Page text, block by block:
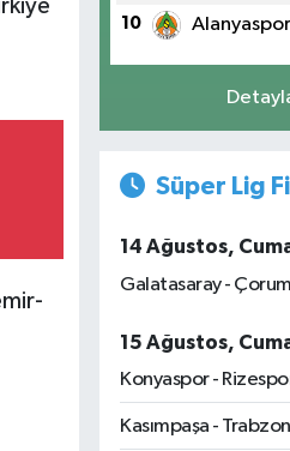
10 Alanyaspor
Süper Lig
14 Ağustos,
Galatasaray -
15 Ağustos,
Konyaspor -
Kasımpaşa -